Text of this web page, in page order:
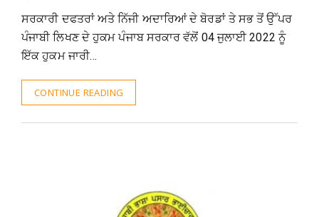
ਸਰਕਾਰੀ ਦਫਤਰਾਂ ਅਤੇ ਨਿੱਜੀ ਅਦਾਰਿਆਂ ਦੇ ਬੋਰਡਾਂ ਤੇ ਸਭ ਤੋਂ ਉੱਪਰ
ਪੰਜਾਬੀ ਲਿਖਣ ਦੇ ਹੁਕਮ ਪੰਜਾਬ ਸਰਕਾਰ ਵੱਲੋਂ 04 ਜੁਲਾਈ 2022 ਨੂੰ
ਇੱਕ ਹੁਕਮ ਜਾਰੀ…
CONTINUE READING